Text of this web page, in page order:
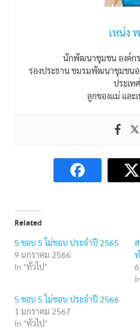
เหน่ง
นักพัฒนาชุมชน องค์ก
รองประธาน ชมรมพัฒนาชุมชนอ
ประเท
ลูกของแม่ และ
Related
5 ชอบ 5 ไม่ชอบ ประจำปี 2565
9 มกราคม 2566
In "ทั่วไป"
5 ชอบ 5 ไม่ชอบ ประจำปี 2566
1 มกราคม 2567
In "ทั่วไป"